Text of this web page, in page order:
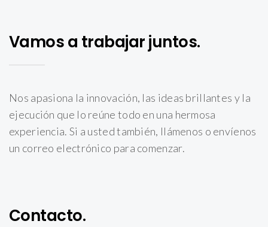
Vamos a trabajar juntos.
Nos apasiona la innovación, las ideas brillantes y la
ejecución que lo reúne todo en una hermosa
experiencia. Si a usted también, llámenos o envíenos
un correo electrónico para comenzar.
Contacto.